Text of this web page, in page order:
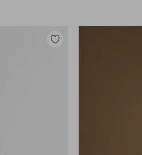
Lisää